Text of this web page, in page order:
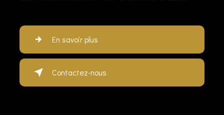
En savoir plus
Contactez-nous